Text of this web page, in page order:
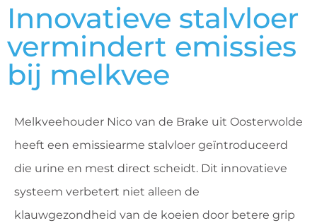
Innovatieve stalvloer
vermindert emissies
bij melkvee
Melkveehouder Nico van de Brake uit Oosterwolde
heeft een emissiearme stalvloer geïntroduceerd
die urine en mest direct scheidt. Dit innovatieve
systeem verbetert niet alleen de
klauwgezondheid van de koeien door betere grip